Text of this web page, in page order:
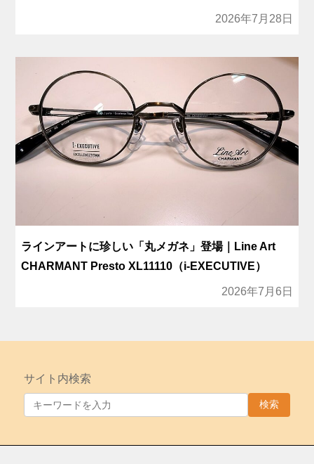
2026年7月28日
ラインアートに珍しい「丸メガネ」登場｜Line Art
CHARMANT Presto XL11110（i-EXECUTIVE）
2026年7月6日
サイト内検索
検索